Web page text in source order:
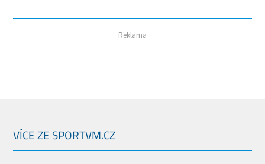
Reklama
VÍCE ZE SPORTVM.CZ